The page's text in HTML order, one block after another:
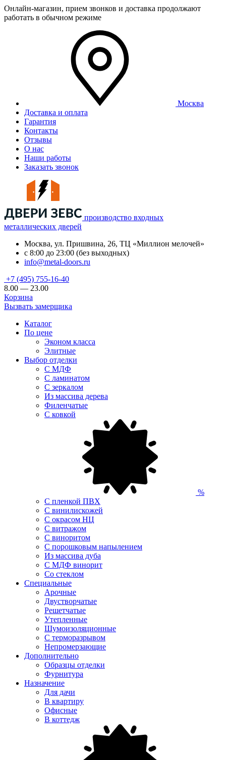
Онлайн-магазин, прием звонков и доставка продолжают
работать в обычном режиме
Москва
Доставка и оплата
Гарантия
Контакты
Отзывы
О нас
Наши работы
Заказать звонок
производство входных
металлических дверей
Москва, ул. Пришвина, 26, ТЦ «Миллион мелочей»
с 8:00 до 23:00 (без выходных)
info@metal-doors.ru
+7 (495) 755-16-40
8.00 — 23.00
Корзина
Вызвать замерщика
Каталог
По цене
Эконом класса
Элитные
Выбор отделки
С МДФ
С ламинатом
С зеркалом
Из массива дерева
Филенчатые
С ковкой
%
С пленкой ПВХ
С винилискожей
С окрасом НЦ
С витражом
С виноритом
С порошковым напылением
Из массива дуба
С МДФ винорит
Со стеклом
Специальные
Арочные
Двустворчатые
Решетчатые
Утепленные
Шумоизоляционные
С терморазрывом
Непромерзающие
Дополнительно
Образцы отделки
Фурнитура
Назначение
Для дачи
В квартиру
Офисные
В коттедж